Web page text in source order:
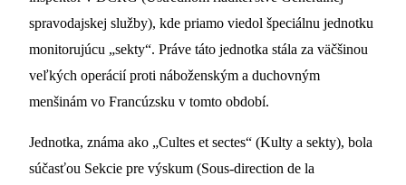
spravodajskej služby), kde priamo viedol špeciálnu jednotku
monitorujúcu „sekty“. Práve táto jednotka stála za väčšinou
veľkých operácií proti náboženským a duchovným
menšinám vo Francúzsku v tomto období.
Jednotka, známa ako „Cultes et sectes“ (Kulty a sekty), bola
súčasťou Sekcie pre výskum (Sous-direction de la